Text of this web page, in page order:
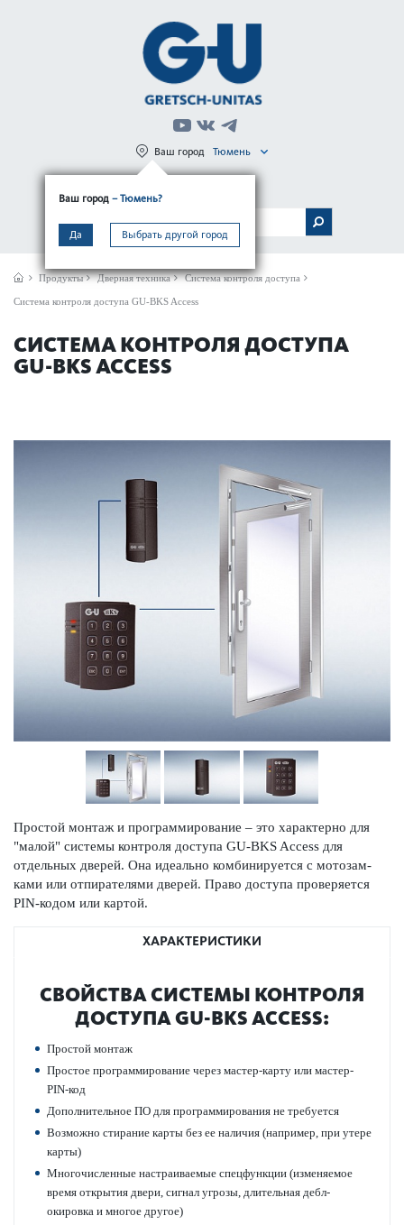
Ваш город – Тюмень?
Да Выбрать другой город
Ваш город Тюмень
МЕНЮ
Продукты Дверная техника Система контроля доступа
Система контроля доступа GU-BKS Access
СИСТЕМА КОНТРОЛЯ ДОСТУПА
GU-BKS ACCESS
Простой монтаж и программирование – это хар­актерно для
"малой" сис­темы контроля дос­тупа GU-BKS Access для
отдельных дверей. Она идеально комб­инируется с мотоза­м­
ками или отпирате­лями дверей. Право дос­тупа провер­яется
PIN-кодом или картой.
ХАРАКТЕРИСТИКИ
СВОЙСТВА СИС­ТЕМЫ КОНТРОЛЯ
ДОС­ТУПА GU-BKS ACCESS:
Простой монтаж
Про­стое программирование через мастер-карту или мастер-
PIN-код
Дополнительное ПО для программирования не требуется
Возможно стирание карты без ее нал­ичия (например, при утере
карты)
Многочис­ленные наст­раиваемые спецфункции (изменяемое
время открытия двери, сигнал угрозы, длительная дебл­
окировка и многое другое)